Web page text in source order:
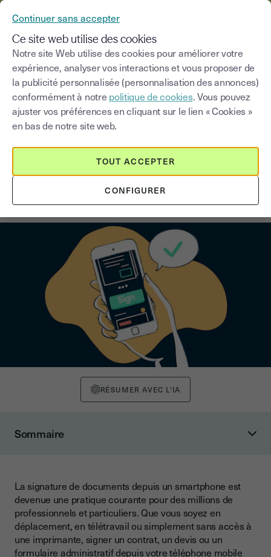
Blog
Choisir une catégorie Saisissez un terme
Comment signer un document sur
son téléphone ? Guide pratique
RÉSUMER AVEC L'IA
Sommaire
2. Utiliser une application mobile native
3. Utiliser les outils natifs de votre smartphone
Tutoriel : Signer un document sur Android en 4 étapes
La signature de documents depuis un smartphone est
devenue une pratique courante pour des millions de
professionnels et particuliers. Que vous soyez en
déplacement, en télétravail ou simplement sans accès à
une imprimante, signer un contrat, un devis ou un
formulaire administratif depuis votre téléphone mobile
Continuer sans accepter
Ce site web utilise des cookies
Notre site Web utilise des cookies pour améliorer votre
expérience, analyser vos interactions et vous proposer de
la publicité personnalisée (personnalisation des annonces)
conformément à notre politique de cookies. Vous pouvez
ajuster vos préférences en cliquant sur le lien « Cookies »
en bas de notre site web.
CONFIGURER
TOUT ACCEPTER